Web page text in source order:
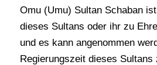
Omu (Umu) Sultan Schaban
dieses Sultans oder ihr zu
und es kann angenommen
Regierungszeit dieses Sultans